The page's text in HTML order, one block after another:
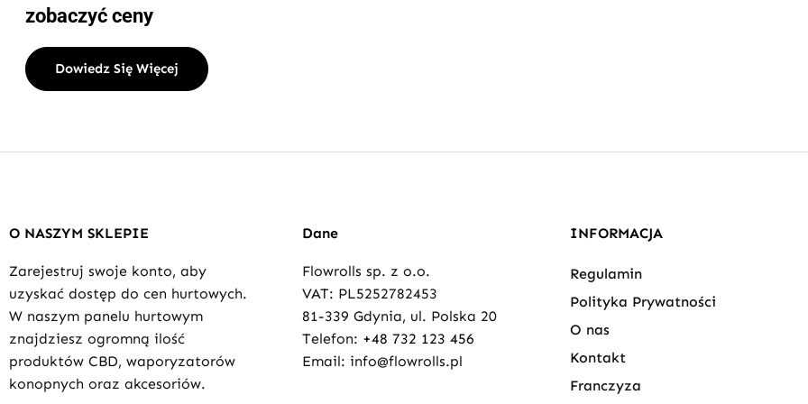
zobaczyć ceny
Dowiedz Się Więcej
O NASZYM SKLEPIE
Zarejestruj swoje konto, aby
uzyskać dostęp do cen hurtowych.
W naszym panelu hurtowym
znajdziesz ogromną ilość
produktów CBD, waporyzatorów
konopnych oraz akcesoriów.
Dane
Flowrolls sp. z o.o.
VAT: PL5252782453
81-339 Gdynia, ul. Polska 20
Telefon: +48 732 123 456
Email: info@flowrolls.pl
INFORMACJA
Regulamin
Polityka Prywatności
O nas
Kontakt
Franczyza